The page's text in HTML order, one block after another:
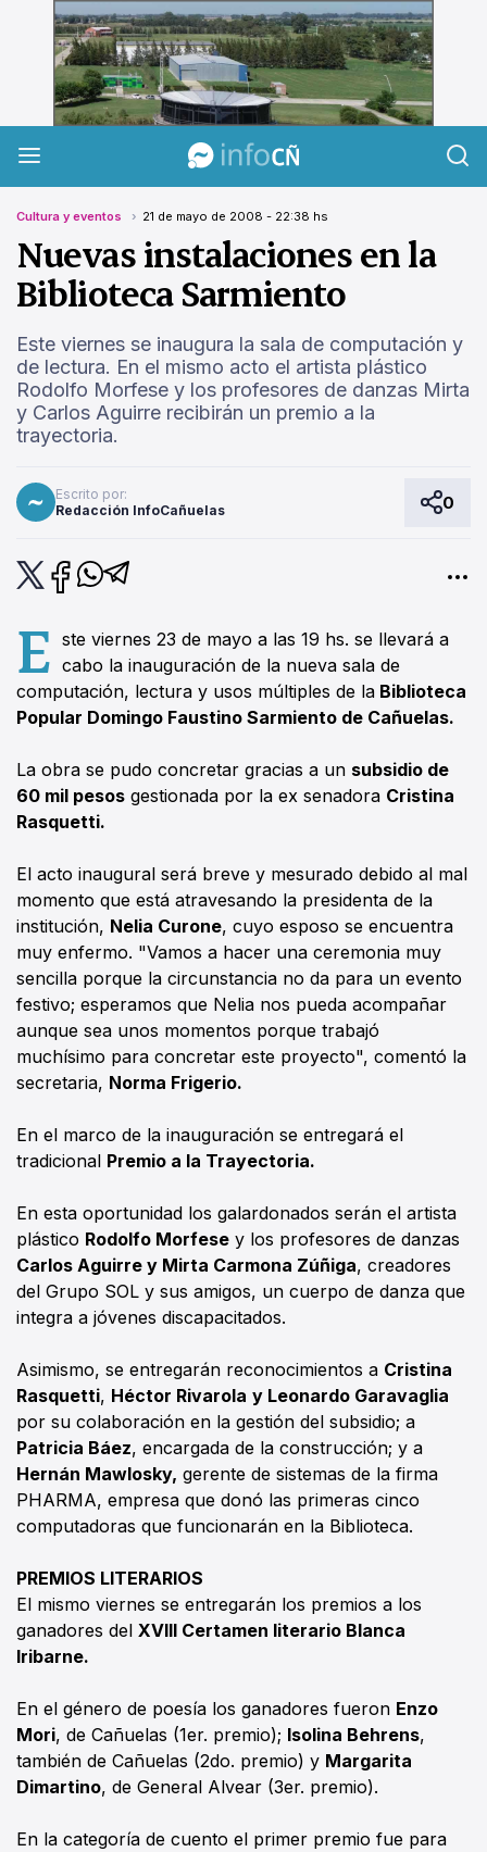
InfoCañuelas
Cultura y eventos 21 de mayo de 2008 - 22:38 hs
Nuevas instalaciones en la
Biblioteca Sarmiento
Este viernes se inaugura la sala de computación y
de lectura. En el mismo acto el artista plástico
Rodolfo Morfese y los profesores de danzas Mirta
y Carlos Aguirre recibirán un premio a la
trayectoria.
Escrito por:
Redacción InfoCañuelas
0
E ste viernes 23 de mayo a las 19 hs. se llevará a
cabo la inauguración de la nueva sala de
computación, lectura y usos múltiples de la Biblioteca
Popular Domingo Faustino Sarmiento de Cañuelas.
La obra se pudo concretar gracias a un subsidio de
60 mil pesos gestionada por la ex senadora Cristina
Rasquetti.
El acto inaugural será breve y mesurado debido al mal
momento que está atravesando la presidenta de la
institución, Nelia Curone, cuyo esposo se encuentra
muy enfermo. "Vamos a hacer una ceremonia muy
sencilla porque la circunstancia no da para un evento
festivo; esperamos que Nelia nos pueda acompañar
aunque sea unos momentos porque trabajó
muchísimo para concretar este proyecto", comentó la
secretaria, Norma Frigerio.
En el marco de la inauguración se entregará el
tradicional Premio a la Trayectoria.
En esta oportunidad los galardonados serán el artista
plástico Rodolfo Morfese y los profesores de danzas
Carlos Aguirre y Mirta Carmona Zúñiga, creadores
del Grupo SOL y sus amigos, un cuerpo de danza que
integra a jóvenes discapacitados.
Asimismo, se entregarán reconocimientos a Cristina
Rasquetti, Héctor Rivarola y Leonardo Garavaglia
por su colaboración en la gestión del subsidio; a
Patricia Báez, encargada de la construcción; y a
Hernán Mawlosky, gerente de sistemas de la firma
PHARMA, empresa que donó las primeras cinco
computadoras que funcionarán en la Biblioteca.
PREMIOS LITERARIOS
El mismo viernes se entregarán los premios a los
ganadores del XVIII Certamen literario Blanca
Iribarne.
En el género de poesía los ganadores fueron Enzo
Mori, de Cañuelas (1er. premio); Isolina Behrens,
también de Cañuelas (2do. premio) y Margarita
Dimartino, de General Alvear (3er. premio).
En la categoría de cuento el primer premio fue para